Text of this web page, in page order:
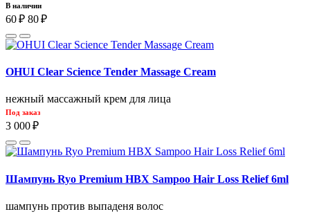
В наличии
60 ₽ 80 ₽
OHUI Clear Science Tender Massage Cream
нежный массажный крем для лица
Под заказ
3 000 ₽
Шампунь Ryo Premium HBX Sampoo Hair Loss Relief 6ml
шампунь против выпаденя волос